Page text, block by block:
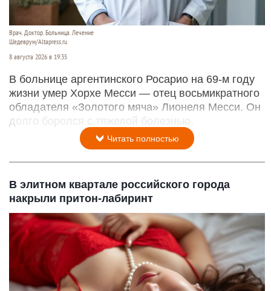
Врач. Доктор. Больница. Лечение
Шедеврум/Altapress.ru
8 августа 2026 в 19:35
В больнице аргентинского Росарио на 69-м году
жизни умер Хорхе Месси — отец восьмикратного
обладателя «Золотого мяча» Лионеля Месси. Он
долго боролся с тяжелой болезнью.
Читать полностью
В элитном квартале российского города
накрыли притон-лабиринт